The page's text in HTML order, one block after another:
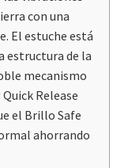
con una
El estuche está
estructura de la
mecanismo
Release
el Brillo Safe
ahorrando